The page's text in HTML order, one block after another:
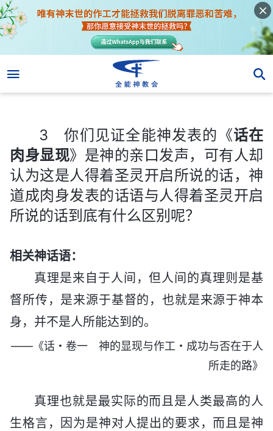
3 你们见证全能神发表的《话在肉身显现
3 你们见证全能神发表的《话在
肉身显现》是神的亲口发声，可有人却
认为这是人得着圣灵开启所说的话，神
道成肉身发表的话语与人得着圣灵开启
所说的话到底有什么区别呢？
相关神话语：
真理是来自于人间，但人间的真理则是基
督所传，是来源于基督的，也就是来源于神本
身，并不是人所能达到的。
——《话・卷一 神的显现与作工・成功与否在于人
所走的路》
真理也就是最实际的而且是人类最高的人
生格言，因为是神对人提出的要求，而且是神